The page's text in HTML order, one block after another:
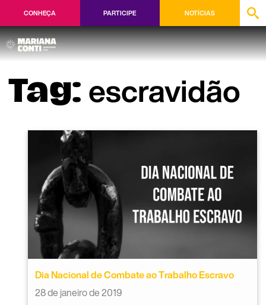
CONHEÇA PARTICIPE NOTÍCIAS
Tag: escravidão
Dia Nacional de Combate ao Trabalho Escravo
28 de janeiro de 2019